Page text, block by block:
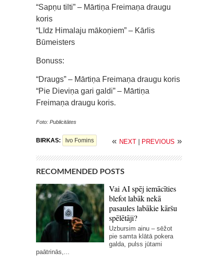
“Sapņu tilti” – Mārtiņa Freimaņa draugu
koris
“Līdz Himalaju mākoņiem” – Kārlis
Būmeisters
Bonuss:
“Draugs” – Mārtiņa Freimaņa draugu koris
“Pie Dieviņa gari galdi” – Mārtiņa
Freimaņa draugu koris.
Foto: Publicitātes
BIRKAS: Ivo Fomins « NEXT PREVIOUS »
RECOMMENDED POSTS
Vai AI spēj iemācīties
blefot labāk nekā
pasaules labākie kāršu
spēlētāji?
Uzbursim ainu – sēžot
pie samta klātā pokera
galda, pulss jūtami
paātrinās,...